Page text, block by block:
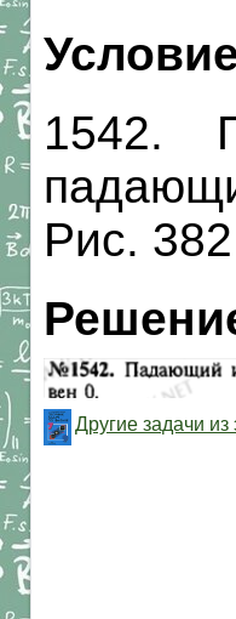
1542.
Рис.
Другие задачи